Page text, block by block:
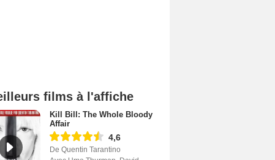
films à l'affiche
Kill Bill: The Whole Bloody
Affair
4,6
De Quentin Tarantino